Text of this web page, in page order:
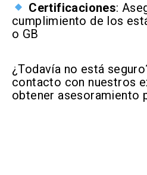
Certificaciones:
cumplimiento de los
o GB
¿Todavía no está
contacto con nuestros
obtener asesoramiento